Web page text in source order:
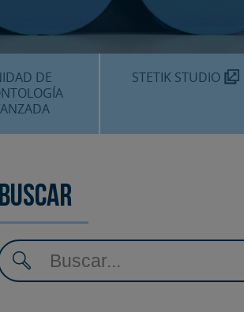
TEKNON
DE
STETIK STUDIO
Buscar